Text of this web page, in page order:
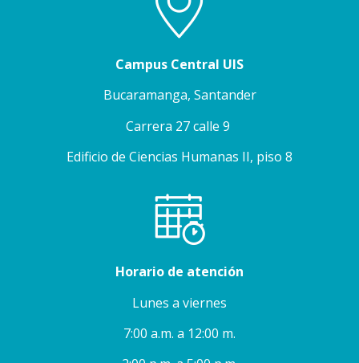
Campus Central UIS
Bucaramanga, Santander
Carrera 27 calle 9
Edificio de Ciencias Humanas II, piso 8
Horario de atención
Lunes a viernes
7:00 a.m. a 12:00 m.